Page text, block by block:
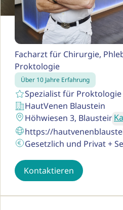
Dr. med.
Facharzt für Chirurgie,
Proktologie
Über 10 Jahre Erfahrung
Spezialist für Proktologie
HautVenen Blaustein
Höhwiesen 3, Blaustein
https://
Gesetzlich und Privat +
Kontaktieren